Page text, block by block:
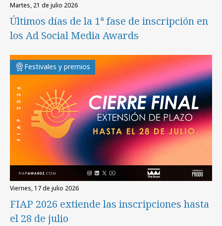
martes, 21 de julio 2026
Últimos días de la 1ª fase de inscripción en
los Ad Social Media Awards
Festivales y premios
viernes, 17 de julio 2026
FIAP 2026 extiende las inscripciones hasta
el 28 de julio